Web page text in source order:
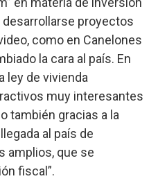
proyectos
como en Canelones
la cara al país. En
ley de vivienda
muy interesantes
también gracias a la
al país de
amplios, que se
fiscal”.